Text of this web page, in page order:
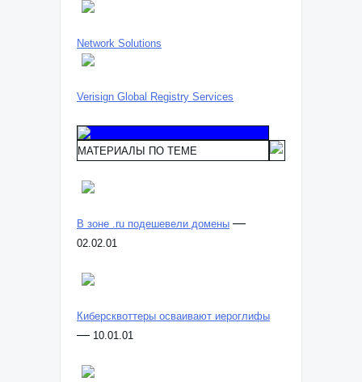
Network Solutions
Verisign Global Registry Services
МАТЕРИАЛЫ ПО ТЕМЕ
В зоне .ru подешевели домены —
02.02.01
Киберсквоттеры осваивают иероглифы
— 10.01.01